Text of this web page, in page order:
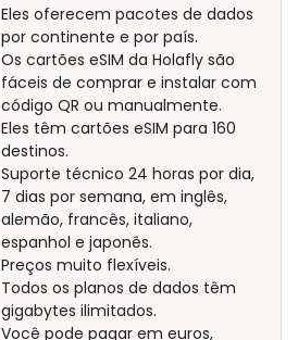
Eles oferecem pacotes de dados
por continente e por país.
Os cartões eSIM da Holafly são
fáceis de comprar e instalar com
código QR ou manualmente.
Eles têm cartões eSIM para 160
destinos.
Suporte técnico 24 horas por dia,
7 dias por semana, em inglês,
alemão, francês, italiano,
espanhol e japonês.
Preços muito flexíveis.
Todos os planos de dados têm
gigabytes ilimitados.
Você pode pagar em euros,